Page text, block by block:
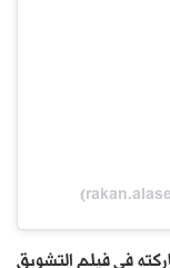
في فيلم التشويق